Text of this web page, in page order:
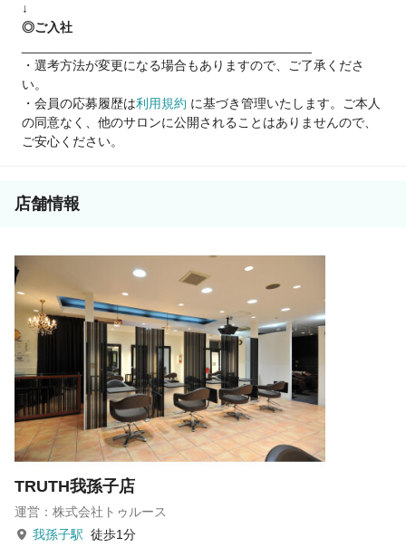
↓
◎ご入社
・選考方法が変更になる場合もありますので、ご了承くださ
い。
・会員の応募履歴は利用規約 に基づき管理いたします。ご本人
の同意なく、他のサロンに公開されることはありませんので、
ご安心ください。
店舗情報
TRUTH我孫子店
運営：株式会社トゥルース
我孫子駅 徒歩1分